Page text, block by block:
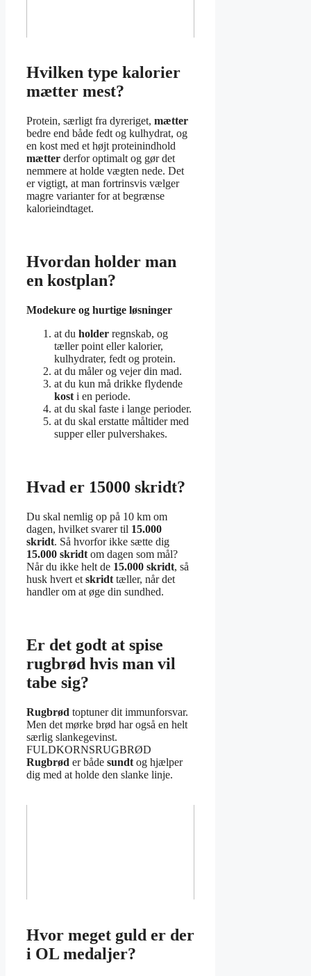
Hvilken type kalorier
mætter mest?
Protein, særligt fra dyreriget, mætter
bedre end både fedt og kulhydrat, og
en kost med et højt proteinindhold
mætter derfor optimalt og gør det
nemmere at holde vægten nede. Det
er vigtigt, at man fortrinsvis vælger
magre varianter for at begrænse
kalorieindtaget.
Hvordan holder man
en kostplan?
Modekure og hurtige løsninger
at du holder regnskab, og
tæller point eller kalorier,
kulhydrater, fedt og protein.
at du måler og vejer din mad.
at du kun må drikke flydende
kost i en periode.
at du skal faste i lange perioder.
at du skal erstatte måltider med
supper eller pulvershakes.
Hvad er 15000 skridt?
Du skal nemlig op på 10 km om
dagen, hvilket svarer til 15.000
skridt. Så hvorfor ikke sætte dig
15.000 skridt om dagen som mål?
Når du ikke helt de 15.000 skridt, så
husk hvert et skridt tæller, når det
handler om at øge din sundhed.
Er det godt at spise
rugbrød hvis man vil
tabe sig?
Rugbrød toptuner dit immunforsvar.
Men det mørke brød har også en helt
særlig slankegevinst.
FULDKORNSRUGBRØD
Rugbrød er både sundt og hjælper
dig med at holde den slanke linje.
Hvor meget guld er der
i OL medaljer?